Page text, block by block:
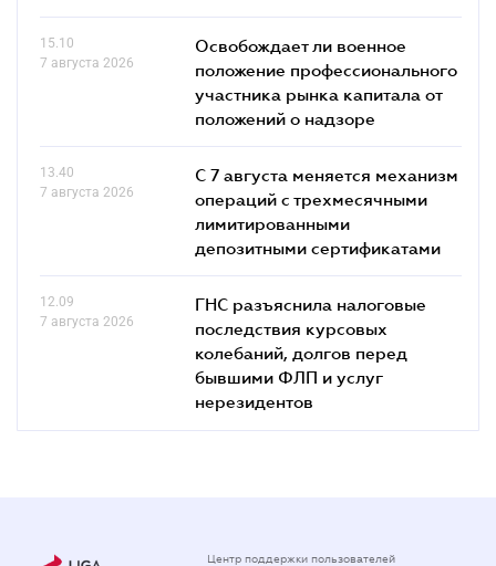
15.10
7 августа 2026
Освобождает ли военное
положение профессионального
участника рынка капитала от
положений о надзоре
13.40
7 августа 2026
С 7 августа меняется механизм
операций с трехмесячными
лимитированными
депозитными сертификатами
12.09
7 августа 2026
ГНС разъяснила налоговые
последствия курсовых
колебаний, долгов перед
бывшими ФЛП и услуг
нерезидентов
Центр поддержки пользователей